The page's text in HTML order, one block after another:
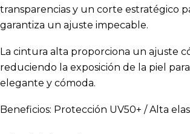
transparencias y un corte estratégico
garantiza un ajuste impecable.
La cintura alta proporciona un ajuste
reduciendo la exposición de la piel
elegante y cómoda.
Beneficios: Protección UV50+ / Alta